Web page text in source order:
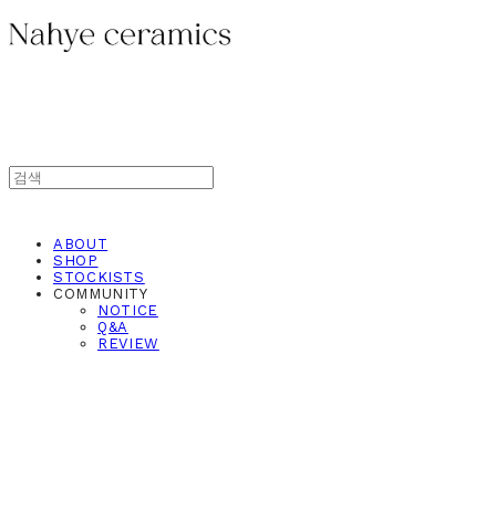
ABOUT
SHOP
STOCKISTS
COMMUNITY
NOTICE
Q&A
REVIEW